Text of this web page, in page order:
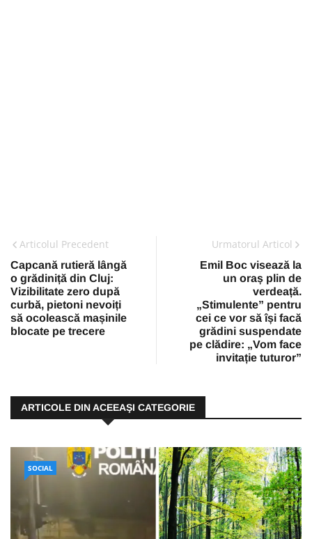
Articolul Precedent
Capcană rutieră lângă
o grădiniță din Cluj:
Vizibilitate zero după
curbă, pietoni nevoiți
să ocolească mașinile
blocate pe trecere
Urmatorul Articol
Emil Boc visează la
un oraș plin de
verdeață.
„Stimulente” pentru
cei ce vor să își facă
grădini suspendate
pe clădire: „Vom face
invitație tuturor”
ARTICOLE DIN ACEEAŞI CATEGORIE
SOCIAL